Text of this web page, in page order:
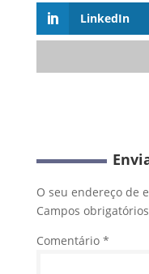
LinkedIn
O seu endereço de
Campos
Comentário *